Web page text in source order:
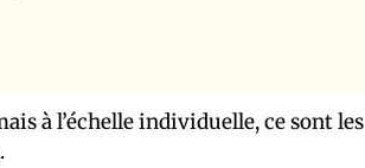
à l’échelle individuelle, ce sont les